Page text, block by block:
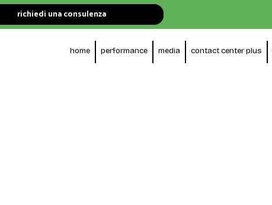
richiedi una consulenza
home performance media contact center plus